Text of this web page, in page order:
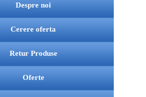
Despre noi
Cerere oferta
Retur Produse
Oferte